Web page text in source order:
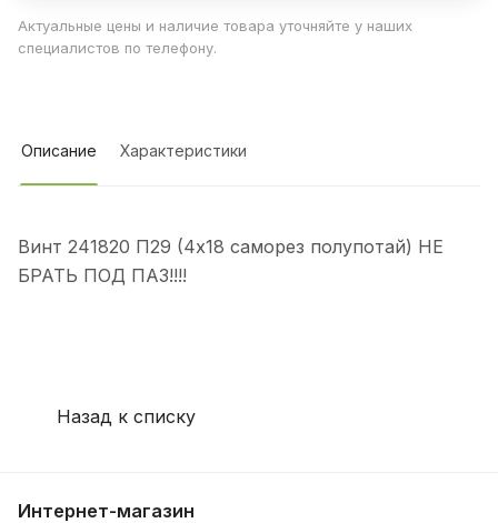
Актуальные цены и наличие товара уточняйте у наших
специалистов по телефону.
Описание Характеристики
Винт 241820 П29 (4х18 саморез полупотай) НЕ
БРАТЬ ПОД ПАЗ!!!!
Назад к списку
Интернет-магазин